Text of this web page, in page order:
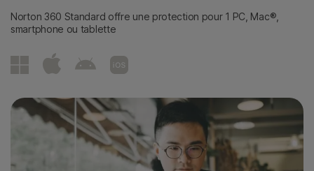
Norton 360 Standard offre une protection pour 1 PC, Mac®,
smartphone ou tablette